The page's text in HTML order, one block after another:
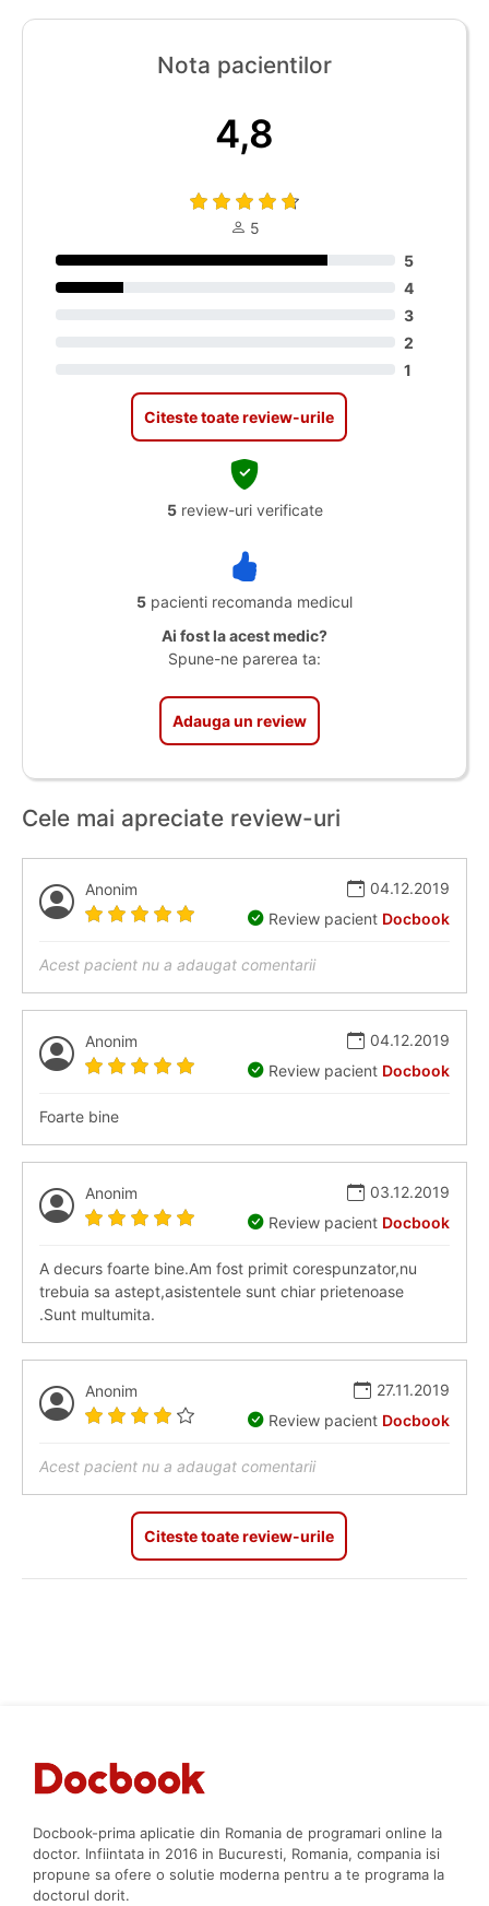
Nota pacientilor
4,8
5
5
4
3
2
1
Citeste toate review-urile
5review-uri verificate
5 pacienti recomanda medicul
Ai fost la acest medic?
Spune-ne parerea ta:
Adauga un review
Cele mai apreciate review-uri
Anonim
04.12.2019
Review pacient Docbook
Acest pacient nu a adaugat comentarii
Anonim
04.12.2019
Review pacient Docbook
Foarte bine
Anonim
03.12.2019
Review pacient Docbook
A decurs foarte bine.Am fost primit corespunzator,nu
trebuia sa astept,asistentele sunt chiar prietenoase
.Sunt multumita.
Anonim
27.11.2019
Review pacient Docbook
Acest pacient nu a adaugat comentarii
Citeste toate review-urile
Docbook-prima aplicatie din Romania de programari online la
doctor. Infiintata in 2016 in Bucuresti, Romania, compania isi
propune sa ofere o solutie moderna pentru a te programa la
doctorul dorit.